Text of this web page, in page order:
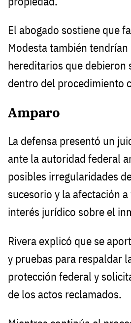
El abogado sostiene que
Modesta también tendrían
hereditarios que debieron
dentro del procedimiento
Amparo
La defensa presentó un
ante la autoridad federal
posibles irregularidades
sucesorio y la afectación
interés jurídico sobre el
Rivera explicó que se
y pruebas para respaldar
protección federal y
de los actos reclamados.